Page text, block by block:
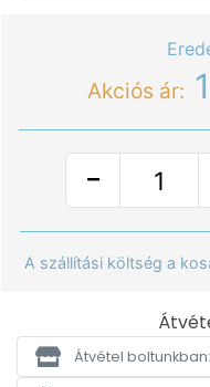
Akciós ár:
A szállítási költség a
Átvétel